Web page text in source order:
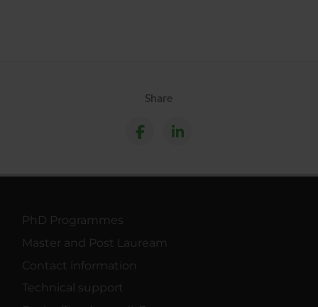
Share
PhD Programmes
Master and Post Lauream
Contact information
Technical support